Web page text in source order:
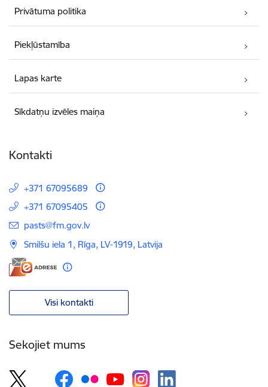
Privātuma politika
Piekļūstamība
Lapas karte
Sīkdatņu izvēles maiņa
Kontakti
+371 67095689
+371 67095405
E-pasts:
pasts@fm.gov.lv
Smilšu iela 1, Rīga, LV-1919, Latvija
Visi kontakti
Sekojiet mums